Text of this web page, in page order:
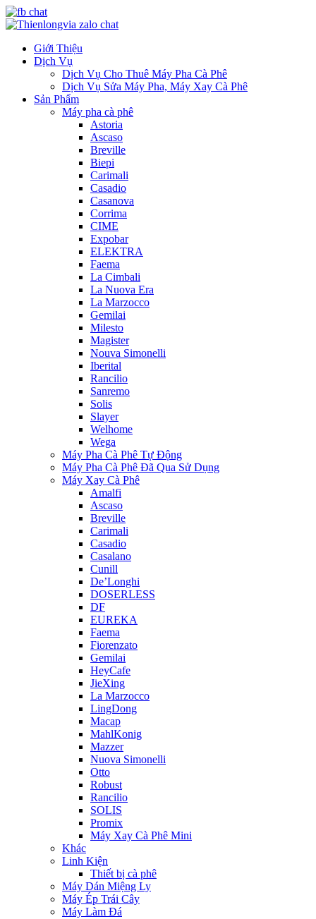
Giới Thiệu
Dịch Vụ
Dịch Vụ Cho Thuê Máy Pha Cà Phê
Dịch Vụ Sửa Máy Pha, Máy Xay Cà Phê
Sản Phẩm
Máy pha cà phê
Astoria
Ascaso
Breville
Biepi
Carimali
Casadio
Casanova
Corrima
CIME
Expobar
ELEKTRA
Faema
La Cimbali
La Nuova Era
La Marzocco
Gemilai
Milesto
Magister
Nouva Simonelli
Iberital
Rancilio
Sanremo
Solis
Slayer
Welhome
Wega
Máy Pha Cà Phê Tự Động
Máy Pha Cà Phê Đã Qua Sử Dụng
Máy Xay Cà Phê
Amalfi
Ascaso
Breville
Carimali
Casadio
Casalano
Cunill
De’Longhi
DOSERLESS
DF
EUREKA
Faema
Fiorenzato
Gemilai
HeyCafe
JieXing
La Marzocco
LingDong
Macap
MahlKonig
Mazzer
Nuova Simonelli
Otto
Robust
Rancilio
SOLIS
Promix
Máy Xay Cà Phê Mini
Khác
Linh Kiện
Thiết bị cà phê
Máy Dán Miệng Ly
Máy Ép Trái Cây
Máy Làm Đá